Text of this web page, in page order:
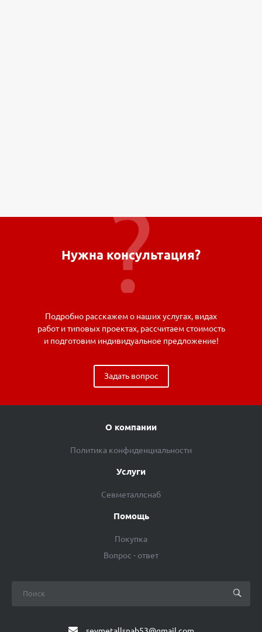
Нужна консультация?
Подробно расскажем о наших услугах, видах
работ и типовых проектах, рассчитаем стоимость
и подготовим индивидуальное предложение!
Задать вопрос
О компании
Политика конфиденциальности
Услуги
Севметаллснаб
Помощь
Покупка
Вопрос - ответ